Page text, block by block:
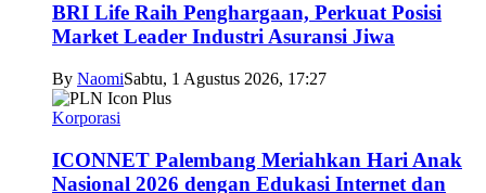
BRI Life Raih Penghargaan, Perkuat Posisi
Market Leader Industri Asuransi Jiwa
By NaomiSabtu, 1 Agustus 2026, 17:27
Korporasi
ICONNET Palembang Meriahkan Hari Anak
Nasional 2026 dengan Edukasi Internet dan